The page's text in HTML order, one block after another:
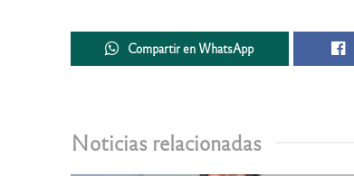
Compartir en WhatsApp
Noticias relacionadas